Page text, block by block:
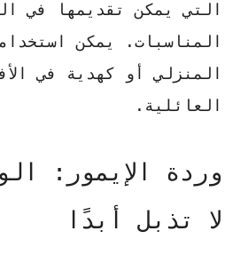
التي يمكن تقديمها في
المناسبات. يمكن
المنزلي أو كهدية في
العائلية.
وردة الإيمور:
لا تذبل أبدًا